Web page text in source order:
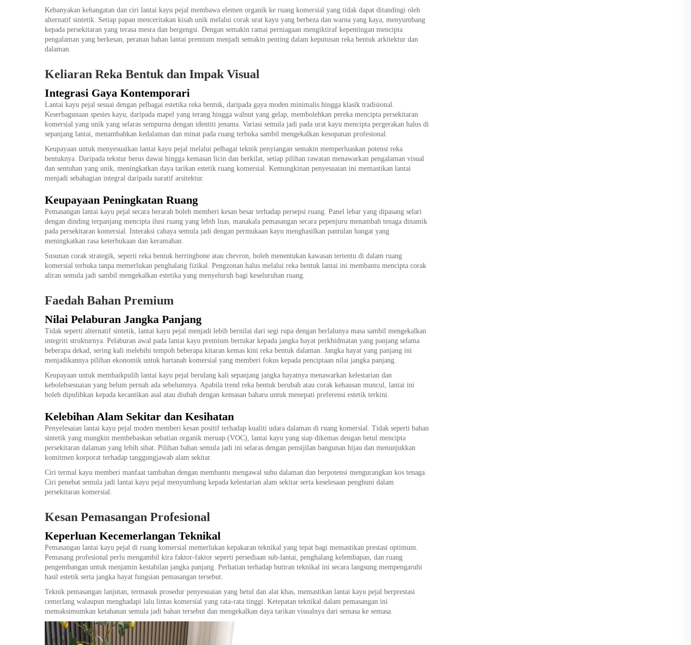
Kebanyakan kehangatan dan ciri lantai kayu pejal membawa elemen organik ke ruang komersial yang tidak dapat ditandingi oleh
alternatif sintetik. Setiap papan menceritakan kisah unik melalui corak urat kayu yang berbeza dan warna yang kaya, menyumbang
kepada persekitaran yang terasa mesra dan bergengsi. Dengan semakin ramai perniagaan mengiktiraf kepentingan mencipta
pengalaman yang berkesan, peranan bahan lantai premium menjadi semakin penting dalam keputusan reka bentuk arkitektur dan
dalaman.
Keliaran Reka Bentuk dan Impak Visual
Integrasi Gaya Kontemporari
Lantai kayu pejal sesuai dengan pelbagai estetika reka bentuk, daripada gaya moden minimalis hingga klasik tradisional.
Keserbagunaan spesies kayu, daripada mapel yang terang hingga walnut yang gelap, membolehkan pereka mencipta persekitaran
komersial yang unik yang selaras sempurna dengan identiti jenama. Variasi semula jadi pada urat kayu mencipta pergerakan halus di
sepanjang lantai, menambahkan kedalaman dan minat pada ruang terbuka sambil mengekalkan kesopanan profesional.
Keupayaan untuk menyesuaikan lantai kayu pejal melalui pelbagai teknik penyiangan semakin memperluaskan potensi reka
bentuknya. Daripada tekstur berus dawai hingga kemasan licin dan berkilat, setiap pilihan rawatan menawarkan pengalaman visual
dan sentuhan yang unik, meningkatkan daya tarikan estetik ruang komersial. Kemungkinan penyesuaian ini memastikan lantai
menjadi sebahagian integral daripada naratif arsitektur.
Keupayaan Peningkatan Ruang
Pemasangan lantai kayu pejal secara berarah boleh memberi kesan besar terhadap persepsi ruang. Panel lebar yang dipasang selari
dengan dinding terpanjang mencipta ilusi ruang yang lebih luas, manakala pemasangan secara pepenjuru menambah tenaga dinamik
pada persekitaran komersial. Interaksi cahaya semula jadi dengan permukaan kayu menghasilkan pantulan hangat yang
meningkatkan rasa keterbukaan dan keramahan.
Susunan corak strategik, seperti reka bentuk herringbone atau chevron, boleh menentukan kawasan tertentu di dalam ruang
komersial terbuka tanpa memerlukan penghalang fizikal. Pengzonan halus melalui reka bentuk lantai ini membantu mencipta corak
aliran semula jadi sambil mengekalkan estetika yang menyeluruh bagi keseluruhan ruang.
Faedah Bahan Premium
Nilai Pelaburan Jangka Panjang
Tidak seperti alternatif sintetik, lantai kayu pejal menjadi lebih bernilai dari segi rupa dengan berlalunya masa sambil mengekalkan
integriti strukturnya. Pelaburan awal pada lantai kayu premium bertukar kepada jangka hayat perkhidmatan yang panjang selama
beberapa dekad, sering kali melebihi tempoh beberapa kitaran kemas kini reka bentuk dalaman. Jangka hayat yang panjang ini
menjadikannya pilihan ekonomik untuk hartanah komersial yang memberi fokus kepada penciptaan nilai jangka panjang.
Keupayaan untuk membaikpulih lantai kayu pejal berulang kali sepanjang jangka hayatnya menawarkan kelestarian dan
kebolehsesuaian yang belum pernah ada sebelumnya. Apabila trend reka bentuk berubah atau corak kehausan muncul, lantai ini
boleh dipulihkan kepada kecantikan asal atau diubah dengan kemasan baharu untuk menepati preferensi estetik terkini.
Kelebihan Alam Sekitar dan Kesihatan
Penyelesaian lantai kayu pejal moden memberi kesan positif terhadap kualiti udara dalaman di ruang komersial. Tidak seperti bahan
sintetik yang mungkin membebaskan sebatian organik meruap (VOC), lantai kayu yang siap dikemas dengan betul mencipta
persekitaran dalaman yang lebih sihat. Pilihan bahan semula jadi ini selaras dengan pensijilan bangunan hijau dan menunjukkan
komitmen korporat terhadap tanggungjawab alam sekitar.
Ciri termal kayu memberi manfaat tambahan dengan membantu mengawal suhu dalaman dan berpotensi mengurangkan kos tenaga.
Ciri penebat semula jadi lantai kayu pejal menyumbang kepada kelestarian alam sekitar serta keselesaan penghuni dalam
persekitaran komersial.
Kesan Pemasangan Profesional
Keperluan Kecemerlangan Teknikal
Pemasangan lantai kayu pejal di ruang komersial memerlukan kepakaran teknikal yang tepat bagi memastikan prestasi optimum.
Pemasang profesional perlu mengambil kira faktor-faktor seperti persediaan sub-lantai, penghalang kelembapan, dan ruang
pengembangan untuk menjamin kestabilan jangka panjang. Perhatian terhadap butiran teknikal ini secara langsung mempengaruhi
hasil estetik serta jangka hayat fungsian pemasangan tersebut.
Teknik pemasangan lanjutan, termasuk prosedur penyesuaian yang betul dan alat khas, memastikan lantai kayu pejal berprestasi
cemerlang walaupun menghadapi lalu lintas komersial yang rata-rata tinggi. Ketepatan teknikal dalam pemasangan ini
memaksimumkan ketahanan semula jadi bahan tersebut dan mengekalkan daya tarikan visualnya dari semasa ke semasa.